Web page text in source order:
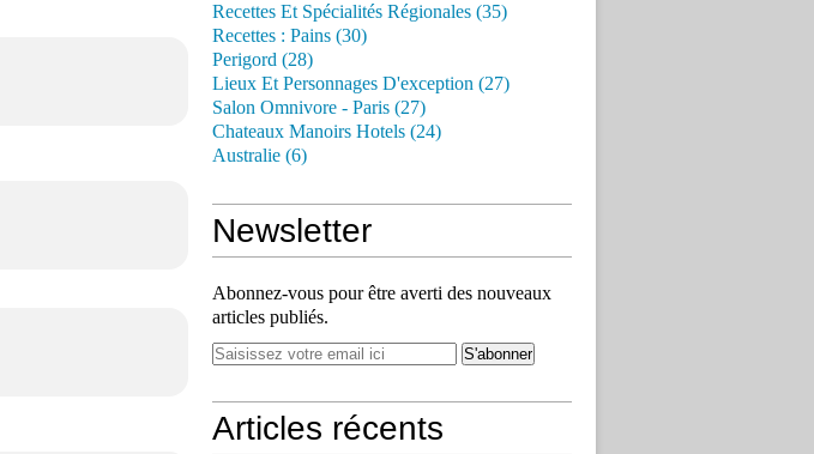
Recettes Et Spécialités Régionales (35)
Recettes : Pains (30)
Perigord (28)
Lieux Et Personnages D'exception (27)
Salon Omnivore - Paris (27)
Chateaux Manoirs Hotels (24)
Australie (6)
Newsletter
Abonnez-vous pour être averti des nouveaux
articles publiés.
Articles récents